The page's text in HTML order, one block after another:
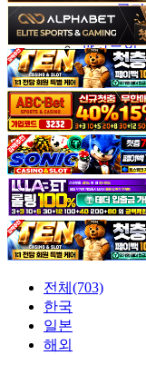
공지
1:1문의
광고문의
전체(703)
한국
일본
해외